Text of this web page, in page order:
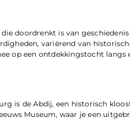
doordrenkt is van
variërend van
op een ontdekkingstocht langs
is de Abdij, een historisch
Museum, waar je een